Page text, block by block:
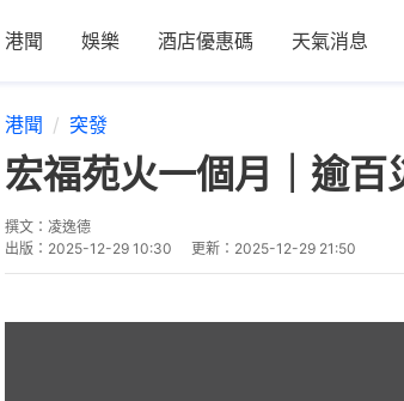
港聞 娛樂 酒店優惠碼 天氣消息
港聞 突發
宏福苑火一個月｜逾
撰文： 凌逸德
出版： 2025-12-29 10:30 更新： 2025-12-29 21:50